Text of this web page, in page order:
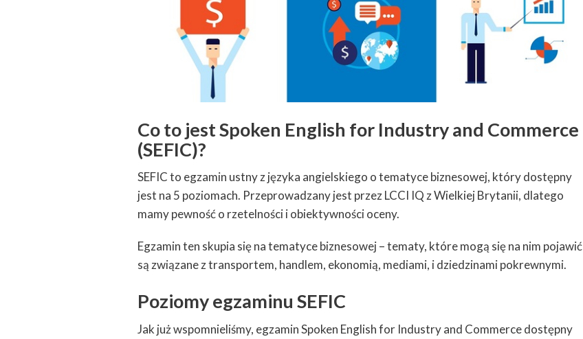
Co to jest Spoken English for Industry and Commerce
(SEFIC)?
SEFIC to egzamin ustny z języka angielskiego o tematyce biznesowej, który dostępny
jest na 5 poziomach. Przeprowadzany jest przez LCCI IQ z Wielkiej Brytanii, dlatego
mamy pewność o rzetelności i obiektywności oceny.
Egzamin ten skupia się na tematyce biznesowej – tematy, które mogą się na nim pojawić
są związane z transportem, handlem, ekonomią, mediami, i dziedzinami pokrewnymi.
Poziomy egzaminu SEFIC
Jak już wspomnieliśmy, egzamin Spoken English for Industry and Commerce dostępny